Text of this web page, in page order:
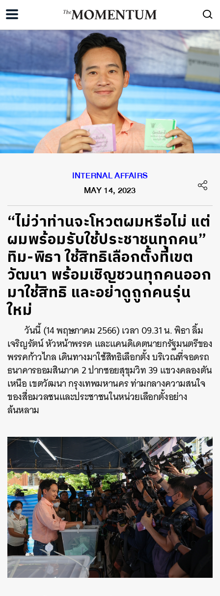
INTERNAL AFFAIRS
MAY 14, 2023
“ไม่ว่าท่านจะโหวตผมหรือไม่ แต่
ผมพร้อมรับใช้ประชาชนทุกคน”
ทิม-พิธา ใช้สิทธิเลือกตั้งที่เขต
วัฒนา พร้อมเชิญชวนทุกคนออก
มาใช้สิทธิ และอย่าดูถูกคนรุ่น
ใหม่
วันนี้ (14 พฤษภาคม 2566) เวลา 09.31 น. พิธา ลิ้ม
เจริญรัตน์ หัวหน้าพรรค และแคนดิเดตนายกรัฐมนตรีของ
พรรคก้าวไกล เดินทางมาใช้สิทธิเลือกตั้ง บริเวณที่จอดรถ
ธนาคารออมสินภาค 2 ปากซอยสุขุมวิท 39 แขวงคลองตัน
เหนือ เขตวัฒนา กรุงเทพมหานคร ท่ามกลางความสนใจ
ของสื่อมวลชนและประชาชนในหน่วยเลือกตั้งอย่าง
ล้นหลาม